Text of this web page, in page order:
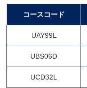
コースコード
UAY99L
UBS06D
UCD32L